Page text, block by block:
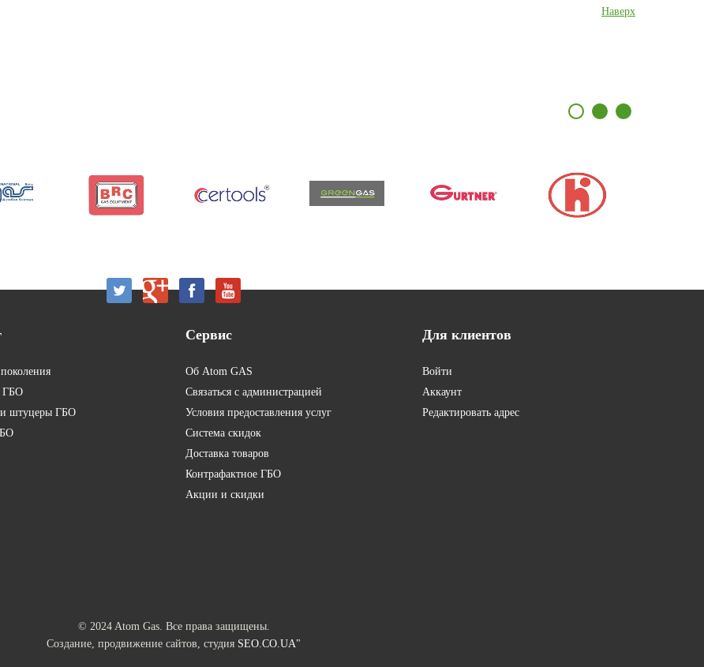
Наверх
ГБО
штуцеры ГБО
Сервис
Об Atom GAS
Связаться с администрацией
Условия предоставления услуг
Система скидок
Доставка товаров
Контрафактное ГБО
Акции и скидки
Для клиентов
Войти
Аккаунт
Редактировать адрес
© 2024 Atom Gas. Все права защищены.
Создание, продвижение сайтов, студия SEO.CO.UA"